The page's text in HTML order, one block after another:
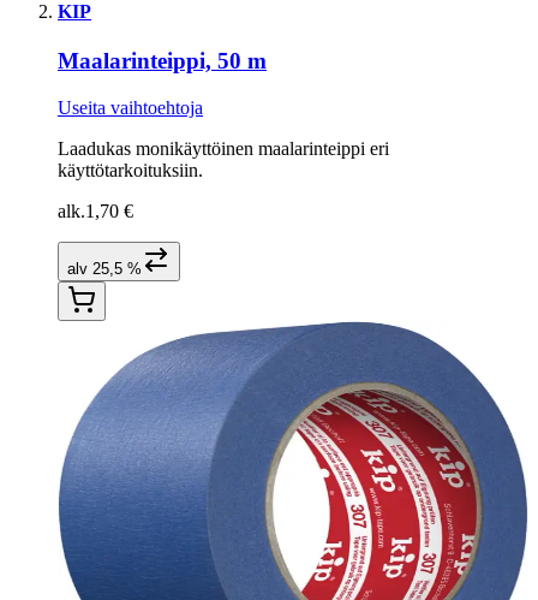
KIP
Maalarinteippi, 50 m
Useita vaihtoehtoja
Laadukas monikäyttöinen maalarinteippi eri
käyttötarkoituksiin.
alk.1,70 €
alv 25,5 %